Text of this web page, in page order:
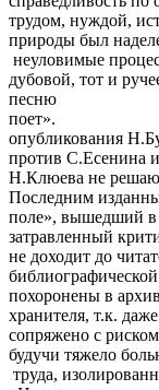
трудом, нуждой,
природы был
неуловимые
дубовой, тот и
песню
опубликования
против С.Есенина
Н.Клюева не
Последним
поле», вышедший в
затравленный
не доходит до
похоронены в
хранителя, т.к.
сопряжено с
будучи тяжело
труда,